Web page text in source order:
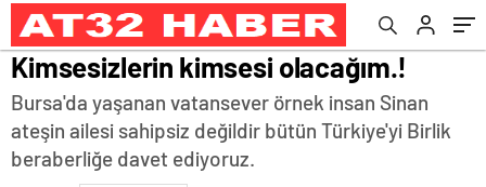
Kimsesizlerin kimsesi olacağım.!
Bursa'da yaşanan vatansever örnek insan Sinan
ateşin ailesi sahipsiz değildir bütün Türkiye'yi Birlik
beraberliğe davet ediyoruz.